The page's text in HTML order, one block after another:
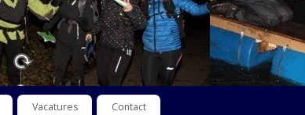
Vacatures Contact